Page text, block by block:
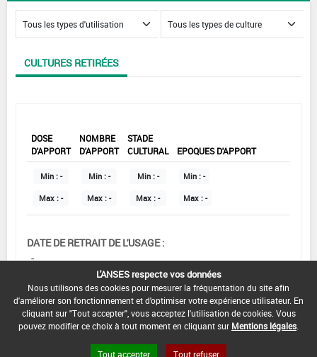
CULTURES RETIRÉES
DOSE
D'APPORT
NOMBRE
D'APPORT
STADE
CULTURAL
EPOQUES D'APPORT
Min : -
Max : -
Min : -
Max : -
Min : -
Max : -
Min : -
Max : -
DATE DE RETRAIT DE L'USAGE :
-
COMMENTAIRE :
L'ANSES respecte vos données
Nous utilisons des cookies pour mesurer la fréquentation du site afin
d'améliorer son fonctionnement et d'optimiser votre expérience utilisateur. En
cliquant sur "Tout accepter", vous acceptez l'utilisation de cookies. Vous
pouvez modifier ce choix à tout moment en cliquant sur Mentions légales
Tout accepter Tout refuser